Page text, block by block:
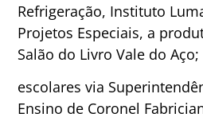
Refrigeração, Instituto
Projetos Especiais, a
Salão do Livro Vale do
escolares via
Ensino de Coronel